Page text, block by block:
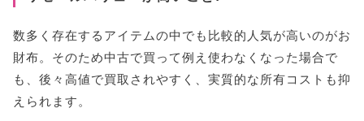
数多く存在するアイテムの中でも比較的人気が高いのがお
財布。そのため中古で買って例え使わなくなった場合で
も、後々高値で買取されやすく、実質的な所有コストも抑
えられます。